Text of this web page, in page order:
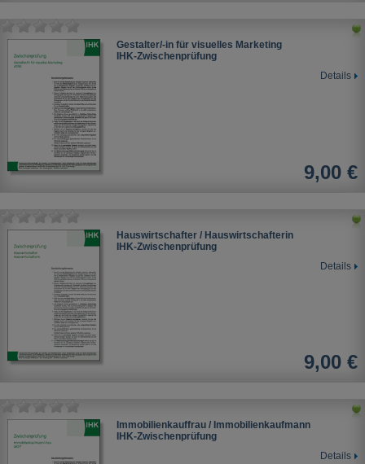
Gestalter/-in für visuelles Marketing
IHK-Zwischenprüfung
Details
9,00 €
Hauswirtschafter / Hauswirtschafterin
IHK-Zwischenprüfung
Details
9,00 €
Immobilienkauffrau / Immobilienkaufmann
IHK-Zwischenprüfung
Details